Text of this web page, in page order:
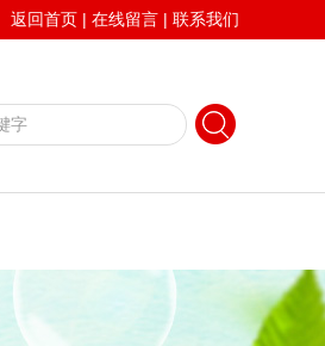
返回首页 | 在线留言 | 联系我们